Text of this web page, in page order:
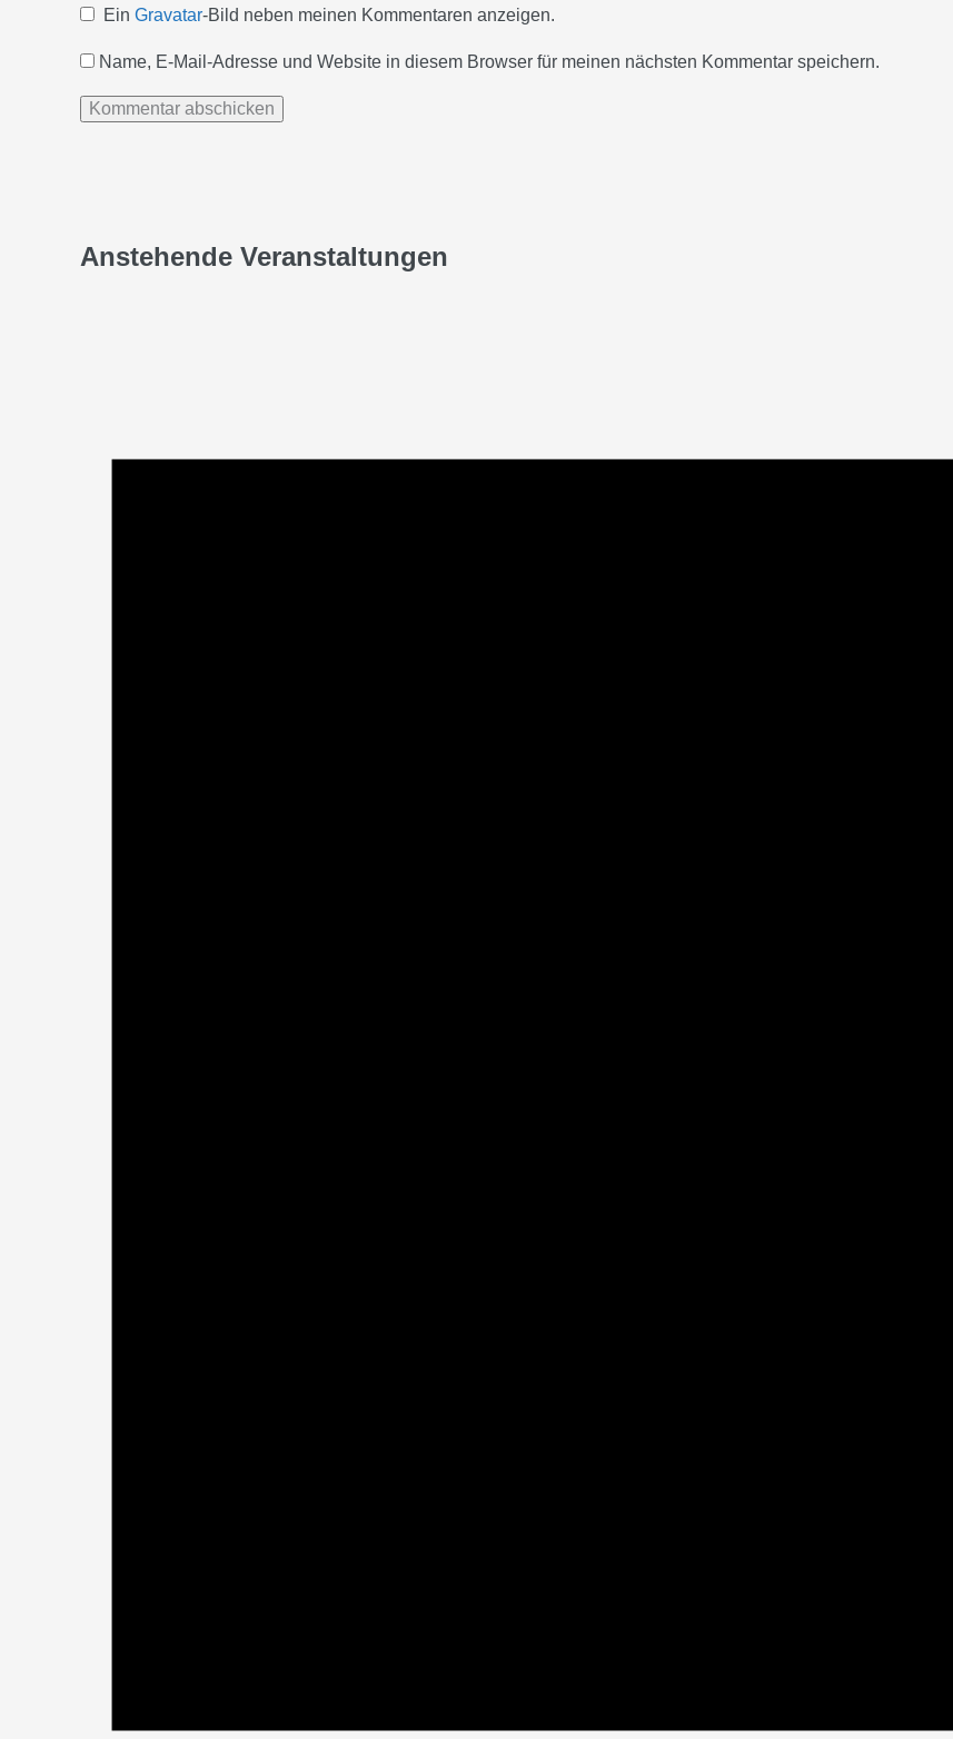
EinGravatar-Bild neben meinen Kommentaren anzeigen.
Name, E-Mail-Adresse und Website in diesem Browser für meinen nächsten Kommentar speichern.
Anstehende Veranstaltungen